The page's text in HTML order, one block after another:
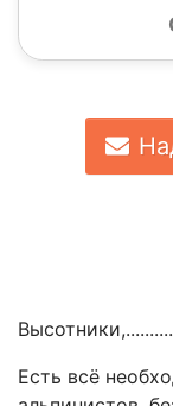
Есть всё